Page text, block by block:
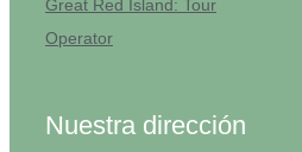
Great Red Island: Tour
Operator
Nuestra dirección